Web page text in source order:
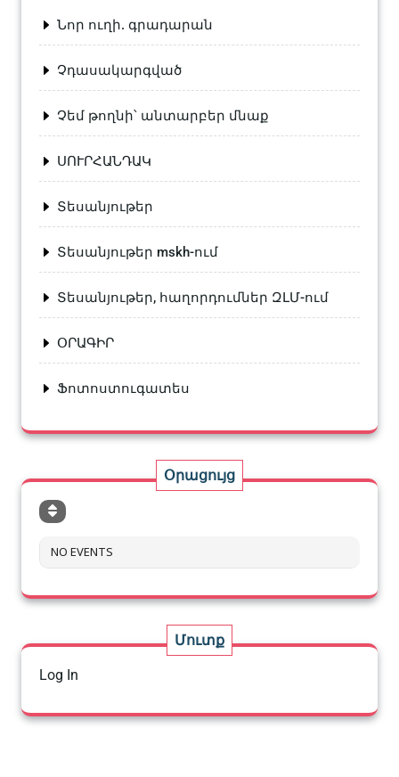
Նոր ուղի. գրադարան
Չդասակարգված
Չեմ թողնի՝ անտարբեր մնաք
ՍՈՒՐՀԱՆԴԱԿ
Տեսանյութեր
Տեսանյութեր mskh-ում
Տեսանյութեր, հաղորդումներ ԶԼՄ-ում
ՕՐԱԳԻՐ
Ֆոտոստուգատես
Օրացույց
NO EVENTS
Մուտք
Log In